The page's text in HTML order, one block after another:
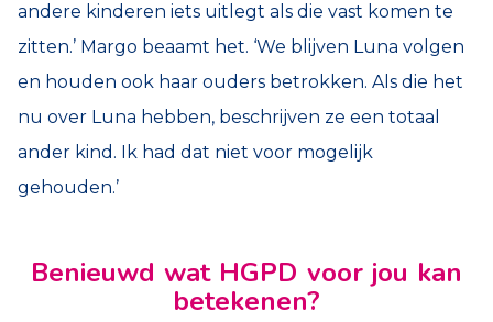
andere kinderen iets uitlegt als die vast komen te
zitten.’ Margo beaamt het. ‘We blijven Luna volgen
en houden ook haar ouders betrokken. Als die het
nu over Luna hebben, beschrijven ze een totaal
ander kind. Ik had dat niet voor mogelijk
gehouden.’
Benieuwd wat HGPD voor jou kan
betekenen?